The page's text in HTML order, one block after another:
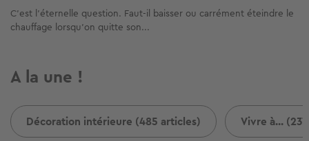
C’est l’éternelle question. Faut-il baisser ou carrément éteindre le
chauffage lorsqu’on quitte son...
A la une !
Décoration intérieure (485 articles) Vivre à...